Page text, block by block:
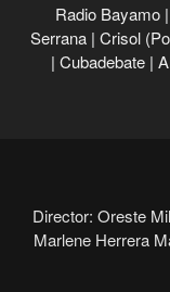
Radio Bayamo |
Serrana | Crisol
| Cubadebate |
Director: Oreste
Marlene Herrera